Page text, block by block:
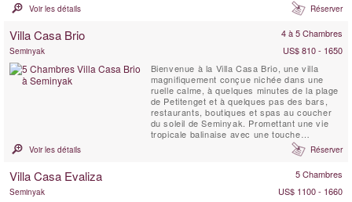
Voir les détails Réserver
Villa Casa Brio 4 à 5 Chambres
Seminyak
US$ 810 - 1650
Bienvenue à la Villa Casa Brio, une villa
magnifiquement conçue nichée dans une
ruelle calme, à quelques minutes de la plage
de Petitenget et à quelques pas des bars,
restaurants, boutiques et spas au coucher
du soleil de Seminyak. Promettant une vie
tropicale balinaise avec une touche
contemporaine, la villa ultra-spacieuse de
cinq chambres Casa Brio est conçue pour
et est livrée avec une équipe complète de
Voir les détails Réserver
Villa Casa Evaliza 5 Chambres
Seminyak
US$ 1100 - 1660